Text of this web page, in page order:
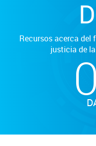
Recursos acerca del
justicia de